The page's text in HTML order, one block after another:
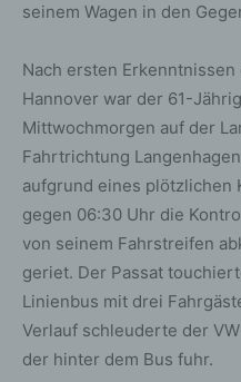
seinem Wagen in den
Nach ersten
Hannover war der 61-
Mittwochmorgen auf der
Fahrtrichtung
aufgrund eines plötzlichen
gegen 06:30 Uhr die
von seinem Fahrstreifen
geriet. Der Passat
Linienbus mit drei
Verlauf schleuderte der
der hinter dem Bus fuhr.